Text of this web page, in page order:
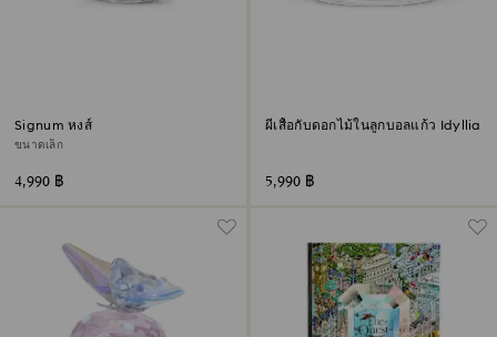
Signum หงส์
ขนาดเล็ก
4,990 ฿
ผีเสื้อกับดอกไม้ในลูกบอลแก้ว Idyllia
5,990 ฿